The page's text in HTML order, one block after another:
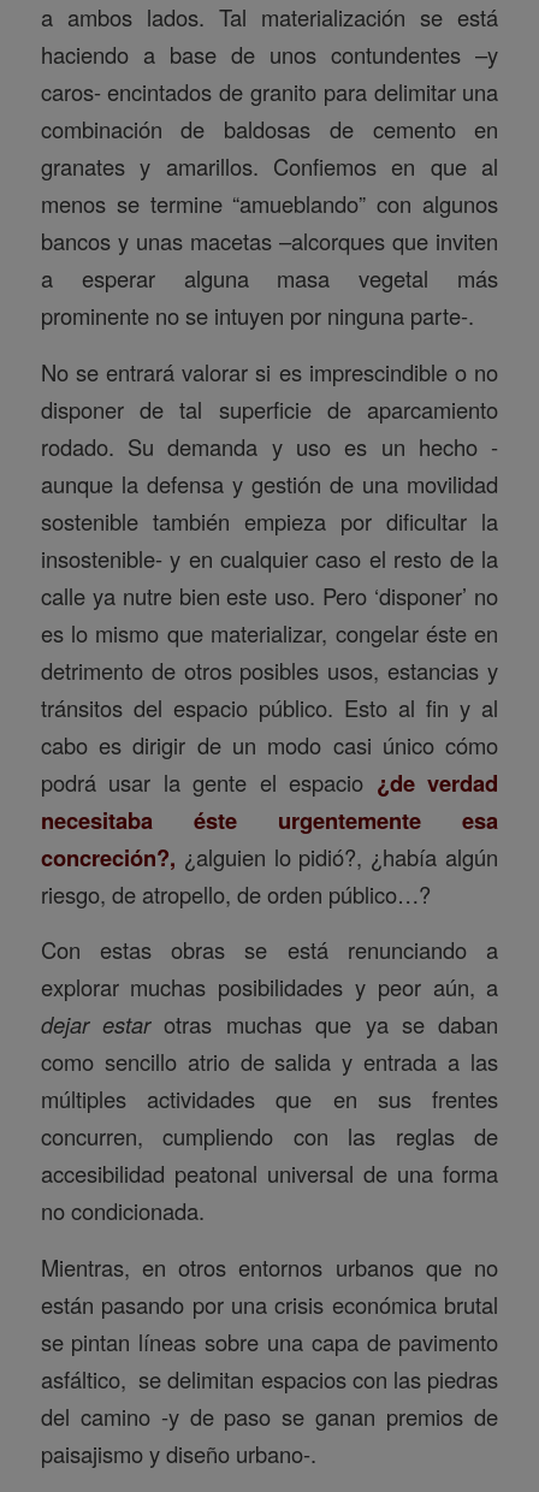
a ambos lados. Tal materialización se está
haciendo a base de unos contundentes –y
caros- encintados de granito para delimitar una
combinación de baldosas de cemento en
granates y amarillos. Confiemos en que al
menos se termine “amueblando” con algunos
bancos y unas macetas –alcorques que inviten
a esperar alguna masa vegetal más
prominente no se intuyen por ninguna parte-.
No se entrará valorar si es imprescindible o no
disponer de tal superficie de aparcamiento
rodado. Su demanda y uso es un hecho -
aunque la defensa y gestión de una movilidad
sostenible también empieza por dificultar la
insostenible- y en cualquier caso el resto de la
calle ya nutre bien este uso. Pero ‘disponer’ no
es lo mismo que materializar, congelar éste en
detrimento de otros posibles usos, estancias y
tránsitos del espacio público. Esto al fin y al
cabo es dirigir de un modo casi único cómo
podrá usar la gente el espacio ¿de verdad
necesitaba éste urgentemente esa
concreción?, ¿alguien lo pidió?, ¿había algún
riesgo, de atropello, de orden público…?
Con estas obras se está renunciando a
explorar muchas posibilidades y peor aún, a
dejar estarotras muchas que ya se daban
como sencillo atrio de salida y entrada a las
múltiples actividades que en sus frentes
concurren, cumpliendo con las reglas de
accesibilidad peatonal universal de una forma
no condicionada.
Mientras, en otros entornos urbanos que no
están pasando por una crisis económica brutal
se pintan líneas sobre una capa de pavimento
asfáltico, se delimitan espacios con las piedras
del camino -y de paso se ganan premios de
paisajismo y diseño urbano-.